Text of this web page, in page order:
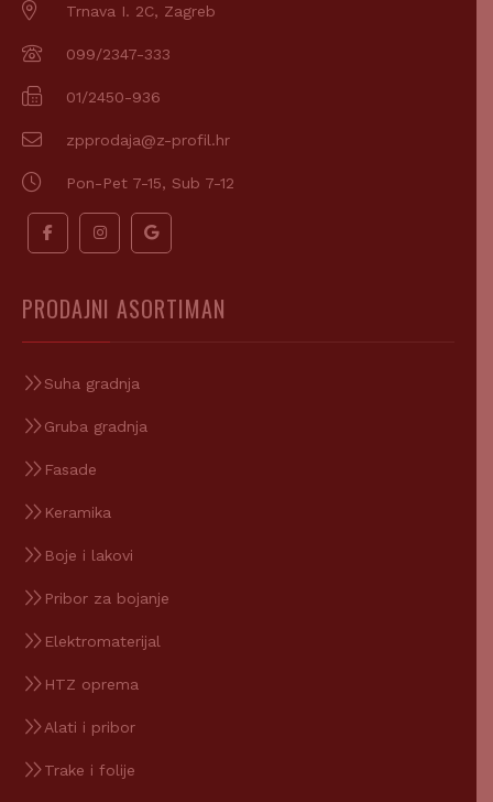
Trnava I. 2C, Zagreb
099/2347-333
01/2450-936
zpprodaja@z-profil.hr
Pon-Pet 7-15, Sub 7-12
PRODAJNI ASORTIMAN
Suha gradnja
Gruba gradnja
Fasade
Keramika
Boje i lakovi
Pribor za bojanje
Elektromaterijal
HTZ oprema
Alati i pribor
Trake i folije